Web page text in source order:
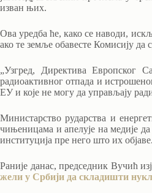
изван њих.
Ова уредба ће, како се наводи,
ако те земље обавесте Комисију
„Узгред, Директива Европског
радиоактивног отпада и
ЕУ и које не могу да управљају
Министарство рударства и
чињеницама и апелује на медије
институција пре него што их објаве.
Раније данас, председник Вучић
жели у Србији да складишти